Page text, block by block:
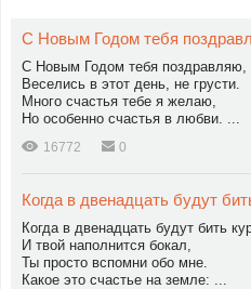
С Новым Годом тебя
С Новым Годом тебя поздравляю,
Веселись в этот день, не грусти.
Много счастья тебе я желаю,
Но особенно счастья в любви. ...
16772 0
Когда в двенадцать будут
Когда в двенадцать будут бить
И твой наполнится бокал,
Ты просто вспомни обо мне.
Какое это счастье на земле: ...